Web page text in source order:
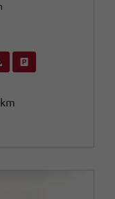
Sie an
Fahrzeugexposé (PDF)